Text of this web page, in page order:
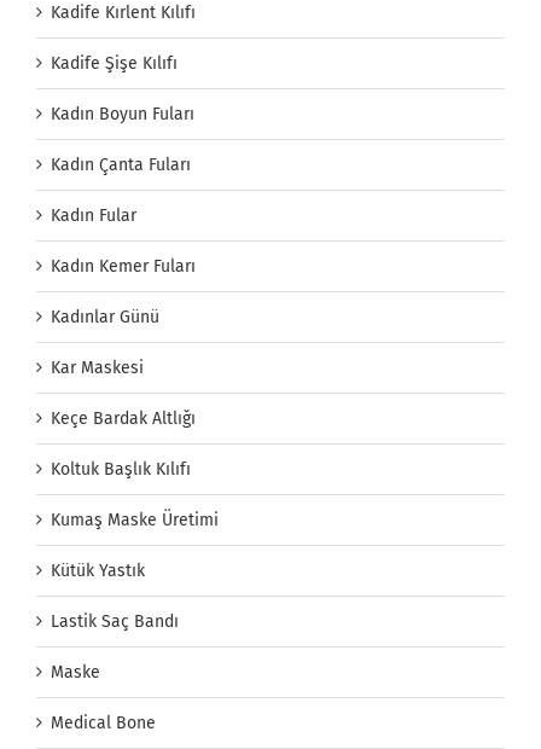
Kadife Kırlent Kılıfı
Kadife Şişe Kılıfı
Kadın Boyun Fuları
Kadın Çanta Fuları
Kadın Fular
Kadın Kemer Fuları
Kadınlar Günü
Kar Maskesi
Keçe Bardak Altlığı
Koltuk Başlık Kılıfı
Kumaş Maske Üretimi
Kütük Yastık
Lastik Saç Bandı
Maske
Medical Bone